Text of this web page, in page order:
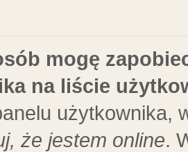
mogę
na liście
użytkownika,
że jestem online.